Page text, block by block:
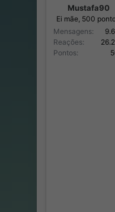
c
o
Mustafa90
Ei mãe, 500
Mensagens
Reações
Pontos